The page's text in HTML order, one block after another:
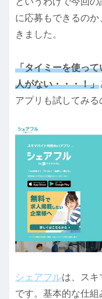
に応募もできるの
きました。
「タイミーを使っ
人がない・・・！」
アプリも試してみる
シェアフルは、スキ
です。基本的な仕